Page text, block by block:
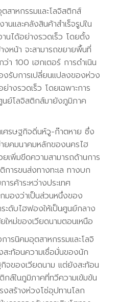
สาหกรรมและโลจิสติกส์
และคลังสินค้าสำเร็จรูปใน
นได้อย่างรวดเร็ว โดยตั้ง
างหน้า จะสามารถขยายพื้นที่
า 100 เฮกเตอร์ การดำเนิน
งรับการเปลี่ยนแปลงของห่วง
างรวดเร็ว โดยเฉพาะการ
นย์โลจิสติกส์มายังภูมิภาค
เศรษฐกิจดิ่นห์วู-ก๊าตหาย ซึ่ง
ายคมนาคมหลักของนครไฮ
พิ่มขีดความสามารถด้านการ
ารขนส่งทางทะเล ทางบก
รค้าระหว่างประเทศ
องว่าเป็นส่วนหนึ่งของ
ะดับไฮฟองให้เป็นศูนย์กลาง
ใหม่ของเวียดนามตอนเหนือ
ารนิคมอุตสาหกรรมและโลจิ
ะท้อนความเชื่อมั่นของนัก
ของเวียดนาม แต่ยังสะท้อน
ส์ในภูมิภาคที่ทวีความเข้มข้น
สร้างห่วงโซ่อุปทานโลก